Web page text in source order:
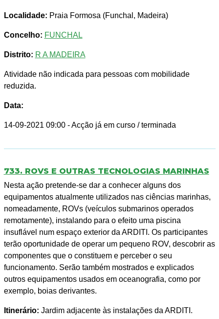
Localidade: Praia Formosa (Funchal, Madeira)
Concelho: FUNCHAL
Distrito: R A MADEIRA
Atividade não indicada para pessoas com mobilidade
reduzida.
Data:
14-09-2021 09:00 - Acção já em curso / terminada
733. ROVS E OUTRAS TECNOLOGIAS MARINHAS
Nesta ação pretende-se dar a conhecer alguns dos
equipamentos atualmente utilizados nas ciências marinhas,
nomeadamente, ROVs (veículos submarinos operados
remotamente), instalando para o efeito uma piscina
insuflável num espaço exterior da ARDITI. Os participantes
terão oportunidade de operar um pequeno ROV, descobrir as
componentes que o constituem e perceber o seu
funcionamento. Serão também mostrados e explicados
outros equipamentos usados em oceanografia, como por
exemplo, boias derivantes.
Itinerário: Jardim adjacente às instalações da ARDITI.